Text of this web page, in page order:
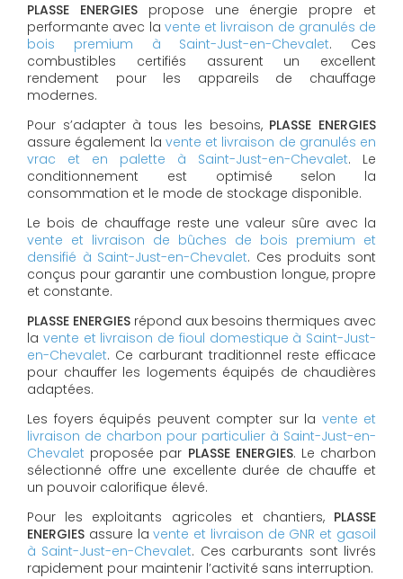
PLASSE ENERGIESpropose une énergie propre et
performante avec la vente et livraison de granulés de
bois premium à Saint-Just-en-Chevalet. Ces
combustibles certifiés assurent un excellent
rendement pour les appareils de chauffage
modernes.
Pour s’adapter à tous les besoins, PLASSE ENERGIES
assure également la vente et livraison de granulés en
vrac et en palette à Saint-Just-en-Chevalet. Le
conditionnement est optimisé selon la
consommation et le mode de stockage disponible.
Le bois de chauffage reste une valeur sûre avec la
vente et livraison de bûches de bois premium et
densifié à Saint-Just-en-Chevalet. Ces produits sont
conçus pour garantir une combustion longue, propre
et constante.
PLASSE ENERGIES répond aux besoins thermiques avec
la vente et livraison de fioul domestique à Saint-Just-
en-Chevalet. Ce carburant traditionnel reste efficace
pour chauffer les logements équipés de chaudières
adaptées.
Les foyers équipés peuvent compter sur la vente et
livraison de charbon pour particulier à Saint-Just-en-
Chevalet proposée par PLASSE ENERGIES. Le charbon
sélectionné offre une excellente durée de chauffe et
un pouvoir calorifique élevé.
Pour les exploitants agricoles et chantiers, PLASSE
ENERGIES assure lavente et livraison de GNR et gasoil
à Saint-Just-en-Chevalet. Ces carburants sont livrés
rapidement pour maintenir l’activité sans interruption.